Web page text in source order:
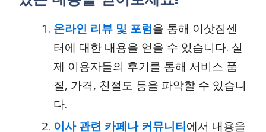
온라인 리뷰 및 포럼을 통해 이삿짐센
터에 대한 내용을 얻을 수 있습니다. 실
제 이용자들의 후기를 통해 서비스 품
질, 가격, 친절도 등을 파악할 수 있습니
다.
이사 관련 카페나 커뮤니티에서 내용을